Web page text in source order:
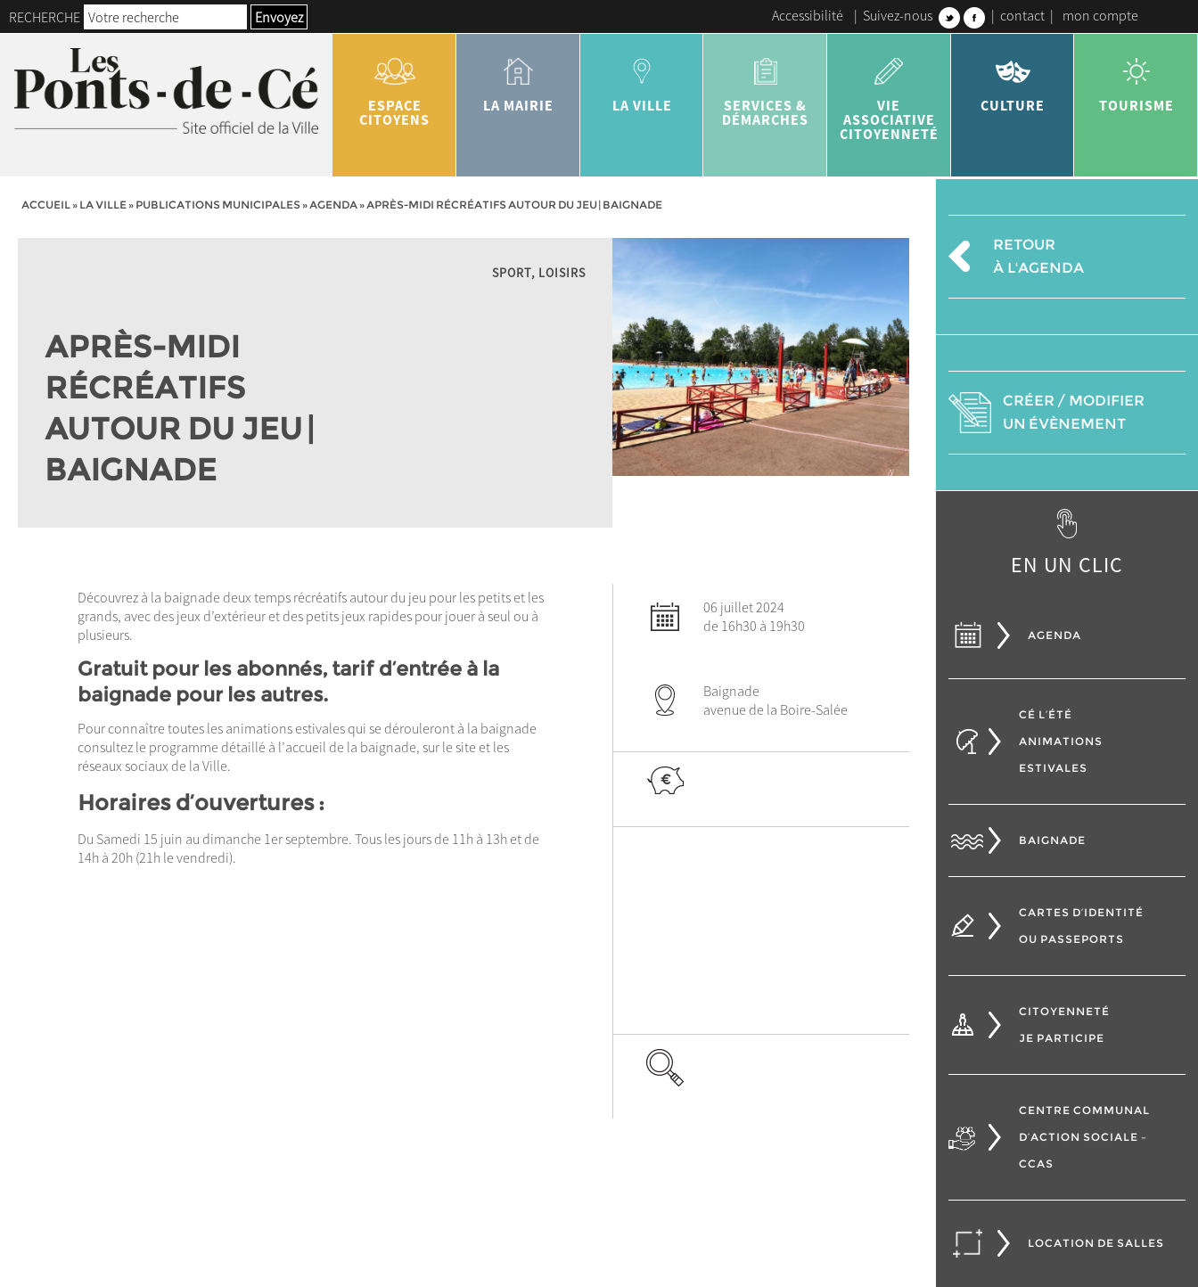
RECHERCHE Envoyez Accessibilité | Suivez-nous | contact | mon compte
ESPACE
CITOYENS
LA MAIRIE LA VILLE
SERVICES &
DÉMARCHES
VIE
ASSOCIATIVE
CITOYENNETÉ
CULTURE TOURISME
ACCUEIL» LA VILLE» PUBLICATIONS MUNICIPALES»AGENDA»APRÈS-MIDI RÉCRÉATIFS AUTOUR DU JEU | BAIGNADE
SPORT, LOISIRS
APRÈS-MIDI
RÉCRÉATIFS
AUTOUR DU JEU |
BAIGNADE
Découvrez à la baignade deux temps récréatifs autour du jeu pour les petits et les
grands, avec des jeux d’extérieur et des petits jeux rapides pour jouer à seul ou à
plusieurs.
Gratuit pour les abonnés, tarif d’entrée à la
baignade pour les autres.
Pour connaître toutes les animations estivales qui se dérouleront à la baignade
consultez le programme détaillé à l’accueil de la baignade, sur le site et les
réseaux sociaux de la Ville.
Horaires d’ouvertures :
Du Samedi 15 juin au dimanche 1er septembre. Tous les jours de 11h à 13h et de
14h à 20h (21h le vendredi).
06 juillet 2024
de 16h30 à 19h30
Baignade
avenue de la Boire-Salée
RETOUR
À L'AGENDA
CRÉER / MODIFIER
UN ÉVÈNEMENT
EN UN CLIC
AGENDA
CÉ L’ÉTÉ
ANIMATIONS
ESTIVALES
BAIGNADE
CARTES D’IDENTITÉ
OU PASSEPORTS
CITOYENNETÉ
JE PARTICIPE
CENTRE COMMUNAL
D’ACTION SOCIALE –
CCAS
LOCATION DE SALLES